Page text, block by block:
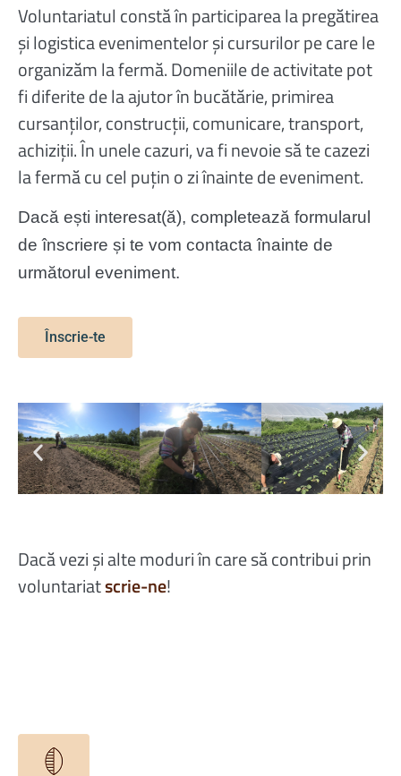
Voluntariatul constă în participarea la pregătirea
și logistica evenimentelor și cursurilor pe care le
organizăm la fermă. Domeniile de activitate pot
fi diferite de la ajutor în bucătărie, primirea
cursanților, construcții, comunicare, transport,
achiziții.În unele cazuri, va fi nevoie să te cazezi
la fermă cu cel puțin o zi înainte de eveniment.
Dacă ești interesat(ă), completează formularul
de înscriere și te vom contacta înainte de
următorul eveniment.
Înscrie-te
Dacă vezi și alte moduri în care să contribui prin
voluntariatscrie-ne!